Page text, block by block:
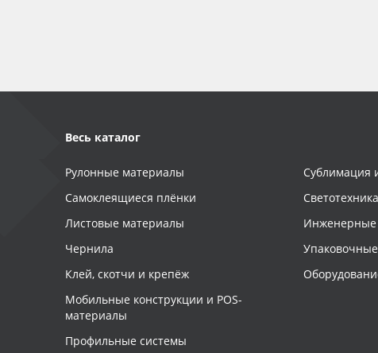
Весь каталог
Рулонные материалы
Самоклеящиеся плёнки
Листовые материалы
Чернила
Клей, скотчи и крепёж
Мобильные конструкции и POS-
материалы
Профильные системы
Сублимация
Светотехника
Инженерные